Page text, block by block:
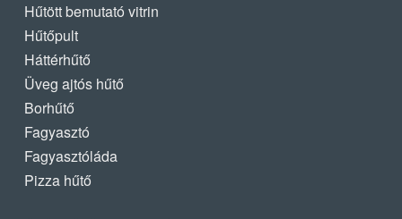
Hűtött bemutató vitrin
Hűtőpult
Háttérhűtő
Üveg ajtós hűtő
Borhűtő
Fagyasztó
Fagyasztóláda
Pizza hűtő